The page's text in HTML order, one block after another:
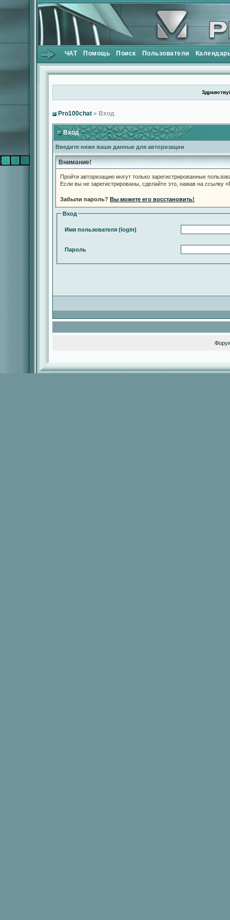
ЧАТ Помощь Поиск Пользователи
Pro100chat » Вход
Вход
Введите ниже ваши данные для авторизации
Внимание!
Пройти авторизацию могут только зарегистрированные
Если вы не зарегистрированы, сделайте это, нажав на ссылку
Забыли пароль? Вы можете его восстановить!
Вход
Имя пользователя (login)
Пароль